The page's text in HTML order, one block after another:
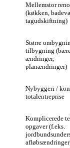
Mellemstor
(køkken,
tagudskiftning)
Større
tilbygning
ændringer,
planændringer)
Nybyggeri /
totalentreprise
Komplicerede
opgaver (f.eks.